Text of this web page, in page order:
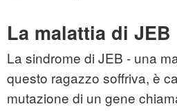
La malattia di JEB
La sindrome di JEB - una
questo ragazzo soffriva, è
mutazione di un gene